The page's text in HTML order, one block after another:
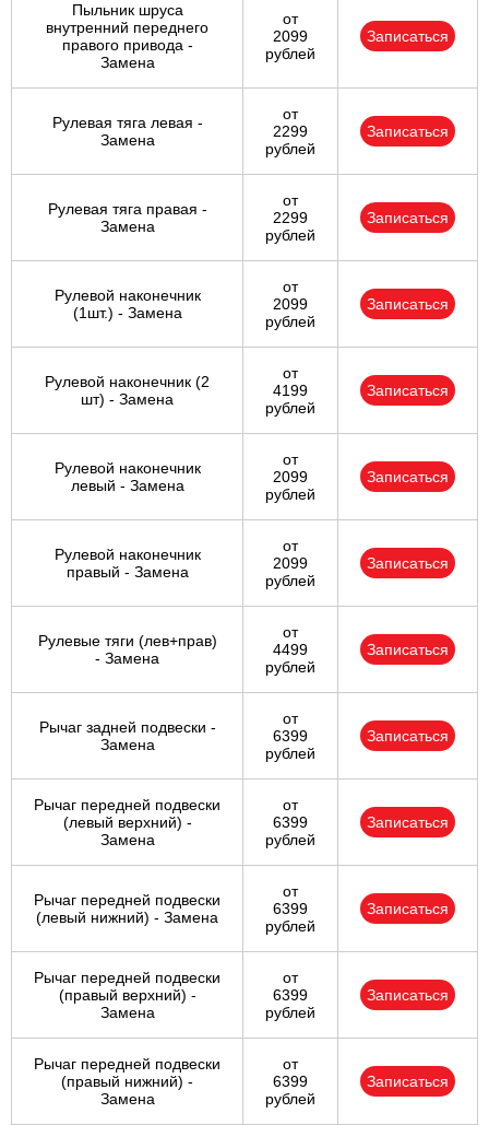
Пыльник шруса
внутренний переднего
правого привода -
Замена
от
2099
рублей
Записаться
Рулевая тяга левая -
Замена
от
2299
рублей
Записаться
Рулевая тяга правая -
Замена
от
2299
рублей
Записаться
Рулевой наконечник
(1шт.) - Замена
от
2099
рублей
Записаться
Рулевой наконечник (2
шт) - Замена
от
4199
рублей
Записаться
Рулевой наконечник
левый - Замена
от
2099
рублей
Записаться
Рулевой наконечник
правый - Замена
от
2099
рублей
Записаться
Рулевые тяги (лев+прав)
- Замена
от
4499
рублей
Записаться
Рычаг задней подвески -
Замена
от
6399
рублей
Записаться
Рычаг передней подвески
(левый верхний) -
Замена
от
6399
рублей
Записаться
Рычаг передней подвески
(левый нижний) - Замена
от
6399
рублей
Записаться
Рычаг передней подвески
(правый верхний) -
Замена
от
6399
рублей
Записаться
Рычаг передней подвески
(правый нижний) -
Замена
от
6399
рублей
Записаться